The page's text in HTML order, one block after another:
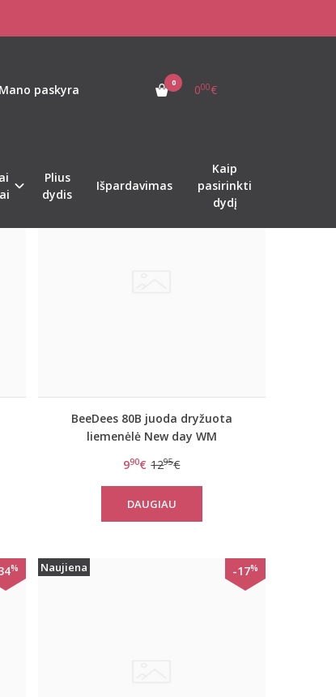
Mano paskyra 0 000€
Plius
dydis
Išpardavimas
Kaip
pasirinkti
dydį
-24
BeeDees 80B juoda dryžuota
liemenėlė New day WM
990€ 1295€
DAUGIAU
% Naujiena -17%